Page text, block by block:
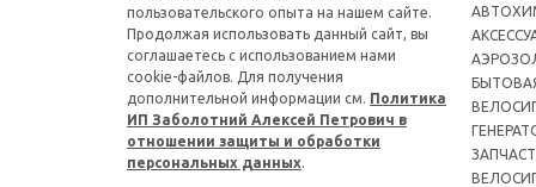
пользовательского опыта на нашем сайте.
Продолжая использовать данный сайт, вы
соглашаетесь с использованием нами
cookie-файлов. Для получения
дополнительной информации см. Политика
ИП Заболотний Алексей Петрович в
отношении защиты и обработки
персональных данных.